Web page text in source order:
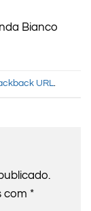
Bianco
URL.
com *